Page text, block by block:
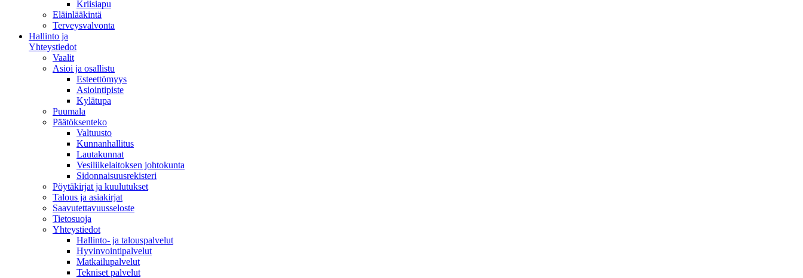
Kriisiapu
Eläinlääkintä
Terveysvalvonta
Hallinto ja
Yhteystiedot
Vaalit
Asioi ja osallistu
Esteettömyys
Asiointipiste
Kylätupa
Puumala
Päätöksenteko
Valtuusto
Kunnanhallitus
Lautakunnat
Vesiliikelaitoksen johtokunta
Sidonnaisuusrekisteri
Pöytäkirjat ja kuulutukset
Talous ja asiakirjat
Saavutettavuusseloste
Tietosuoja
Yhteystiedot
Hallinto- ja talouspalvelut
Hyvinvointipalvelut
Matkailupalvelut
Tekniset palvelut